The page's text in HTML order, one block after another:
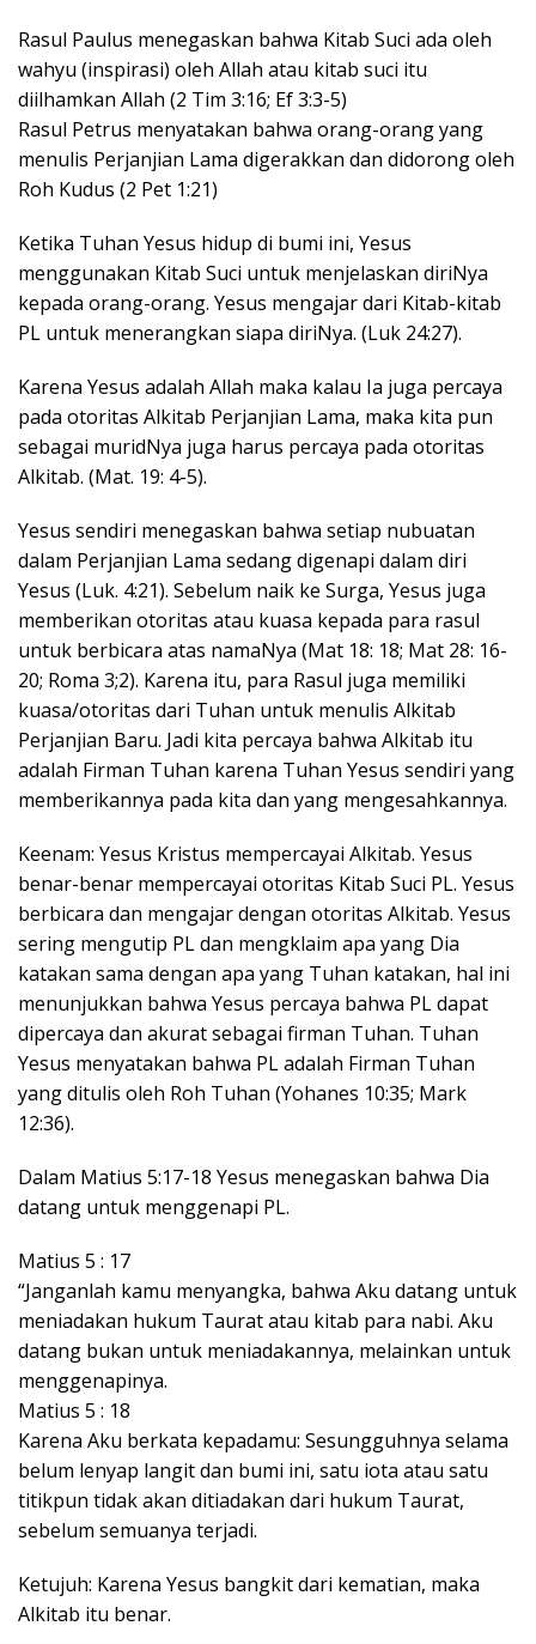
Rasul Paulus menegaskan bahwa Kitab Suci ada oleh
wahyu (inspirasi) oleh Allah atau kitab suci itu
diilhamkan Allah (2 Tim 3:16; Ef 3:3-5)
Rasul Petrus menyatakan bahwa orang-orang yang
menulis Perjanjian Lama digerakkan dan didorong oleh
Roh Kudus (2 Pet 1:21)
Ketika Tuhan Yesus hidup di bumi ini, Yesus
menggunakan Kitab Suci untuk menjelaskan diriNya
kepada orang-orang. Yesus mengajar dari Kitab-kitab
PL untuk menerangkan siapa diriNya. (Luk 24:27).
Karena Yesus adalah Allah maka kalau Ia juga percaya
pada otoritas Alkitab Perjanjian Lama, maka kita pun
sebagai muridNya juga harus percaya pada otoritas
Alkitab. (Mat. 19: 4-5).
Yesus sendiri menegaskan bahwa setiap nubuatan
dalam Perjanjian Lama sedang digenapi dalam diri
Yesus (Luk. 4:21). Sebelum naik ke Surga, Yesus juga
memberikan otoritas atau kuasa kepada para rasul
untuk berbicara atas namaNya (Mat 18: 18; Mat 28: 16-
20; Roma 3;2). Karena itu, para Rasul juga memiliki
kuasa/otoritas dari Tuhan untuk menulis Alkitab
Perjanjian Baru. Jadi kita percaya bahwa Alkitab itu
adalah Firman Tuhan karena Tuhan Yesus sendiri yang
memberikannya pada kita dan yang mengesahkannya.
Keenam: Yesus Kristus mempercayai Alkitab. Yesus
benar-benar mempercayai otoritas Kitab Suci PL. Yesus
berbicara dan mengajar dengan otoritas Alkitab. Yesus
sering mengutip PL dan mengklaim apa yang Dia
katakan sama dengan apa yang Tuhan katakan, hal ini
menunjukkan bahwa Yesus percaya bahwa PL dapat
dipercaya dan akurat sebagai firman Tuhan. Tuhan
Yesus menyatakan bahwa PL adalah Firman Tuhan
yang ditulis oleh Roh Tuhan (Yohanes 10:35; Mark
12:36).
Dalam Matius 5:17-18 Yesus menegaskan bahwa Dia
datang untuk menggenapi PL.
Matius 5 : 17
“Janganlah kamu menyangka, bahwa Aku datang untuk
meniadakan hukum Taurat atau kitab para nabi. Aku
datang bukan untuk meniadakannya, melainkan untuk
menggenapinya.
Matius 5 : 18
Karena Aku berkata kepadamu: Sesungguhnya selama
belum lenyap langit dan bumi ini, satu iota atau satu
titikpun tidak akan ditiadakan dari hukum Taurat,
sebelum semuanya terjadi.
Ketujuh: Karena Yesus bangkit dari kematian, maka
Alkitab itu benar.